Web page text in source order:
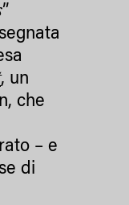
”
, un
che
– e
di